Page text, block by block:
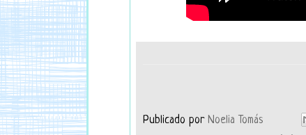
Publicado por Noelia Tomás